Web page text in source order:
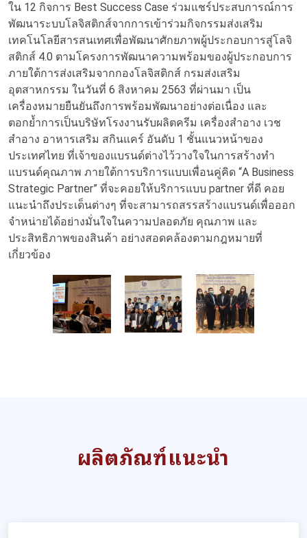
ใน 12 กิจการ Best Success Case ร่วมแชร์ประสบการณ์การ
พัฒนาระบบโลจิสติกส์จากการเข้าร่วมกิจกรรมส่งเสริม
เทคโนโลยีสารสนเทศเพื่อพัฒนาศักยภาพผู้ประกอบการสู่โลจิ
สติกส์ 4.0 ตามโครงการพัฒนาความพร้อมของผู้ประกอบการ
ภายใต้การส่งเสริมจากกองโลจิสติกส์ กรมส่งเสริม
อุตสาหกรรม ในวันที่ 6 สิงหาคม 2563 ที่ผ่านมา เป็น
เครื่องหมายยืนยันถึงการพร้อมพัฒนาอย่างต่อเนื่อง และ
ตอกย้ำการเป็นบริษัทโรงงานรับผลิตครีม เครื่องสำอาง เวช
สำอาง อาหารเสริม สกินแคร์ อันดับ 1 ชั้นแนวหน้าของ
ประเทศไทย ที่เจ้าของแบรนด์ต่างไว้วางใจในการสร้างทำ
แบรนด์คุณภาพ ภายใต้การบริการแบบเพื่อนคู่คิด “A Business
Strategic Partner” ที่จะคอยให้บริการแบบ partner ที่ดี คอย
แนะนำถึงประเด็นต่างๆ ที่จะสามารถสรรสร้างแบรนด์เพื่อออก
จำหน่ายได้อย่างมั่นใจในความปลอดภัย คุณภาพ และ
ประสิทธิภาพของสินค้า อย่างสอดคล้องตามกฎหมายที่
เกี่ยวข้อง
ผลิตภัณฑ์แนะนำ